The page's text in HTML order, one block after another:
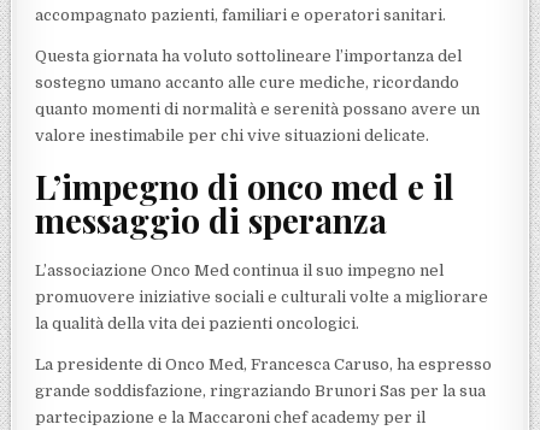
accompagnato pazienti, familiari e operatori sanitari.
Questa giornata ha voluto sottolineare l’importanza del
sostegno umano accanto alle cure mediche, ricordando
quanto momenti di normalità e serenità possano avere un
valore inestimabile per chi vive situazioni delicate.
L’impegno di onco med e il
messaggio di speranza
L’associazione Onco Med continua il suo impegno nel
promuovere iniziative sociali e culturali volte a migliorare
la qualità della vita dei pazienti oncologici.
La presidente di Onco Med, Francesca Caruso, ha espresso
grande soddisfazione, ringraziando Brunori Sas per la sua
partecipazione e la Maccaroni chef academy per il